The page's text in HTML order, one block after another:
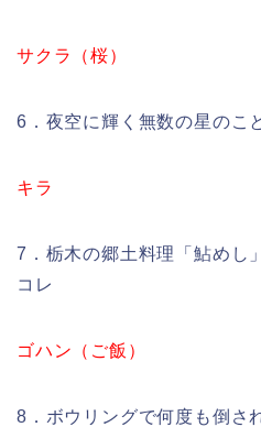
サクラ（桜）
6．夜空に輝く無数の星のこ
キラ
7．栃木の郷土料理「鮎めし
コレ
ゴハン（ご飯）
8．ボウリングで何度も倒さ